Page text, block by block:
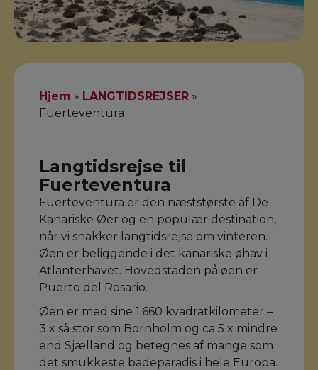
Hjem » LANGTIDSREJSER »
Fuerteventura
Langtidsrejse til
Fuerteventura
Fuerteventura er den næststørste af De
Kanariske Øer og en populær destination,
når vi snakker langtidsrejse om vinteren.
Øen er beliggende i det kanariske øhav i
Atlanterhavet. Hovedstaden på øen er
Puerto del Rosario.
Øen er med sine 1.660 kvadratkilometer –
3 x så stor som Bornholm og ca 5 x mindre
end Sjælland og betegnes af mange som
det smukkeste badeparadis i hele Europa.